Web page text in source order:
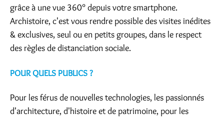
grâce à une vue 360° depuis votre smartphone.
Archistoire, c'est vous rendre possible des visites inédites
& exclusives, seul ou en petits groupes, dans le respect
des règles de distanciation sociale.
POUR QUELS PUBLICS ?
Pour les férus de nouvelles technologies, les passionnés
d'architecture, d'histoire et de patrimoine, pour les